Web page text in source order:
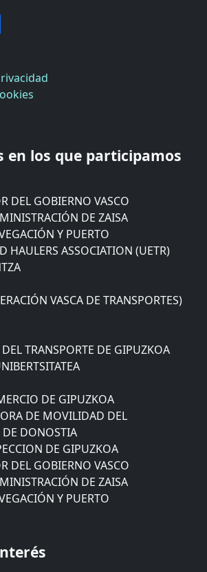
en los que participamos
DE MOVILIDAD DEL
DONOSTIA
DEL GOBIERNO VASCO
DE ZAISA
Y PUERTO
HAULERS ASSOCIATION (UETR)
VASCA DE TRANSPORTES)
TRANSPORTE DE GIPUZKOA
DE GIPUZKOA
DE MOVILIDAD DEL
DONOSTIA
DE GIPUZKOA
DEL GOBIERNO VASCO
DE ZAISA
Y PUERTO
VASCA DE TRANSPORTES)